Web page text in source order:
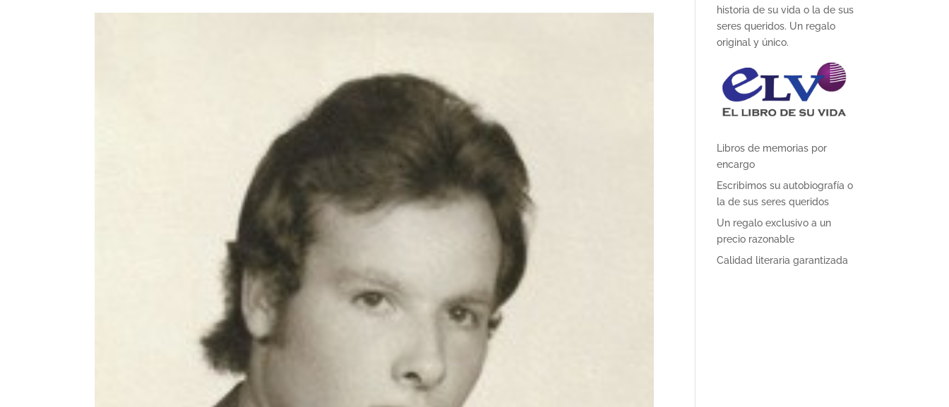
historia de su vida o la de sus
seres queridos. Un regalo
original y único.
Libros de memorias por
encargo
Escribimos su autobiografía o
la de sus seres queridos
Un regalo exclusivo a un
precio razonable
Calidad literaria garantizada